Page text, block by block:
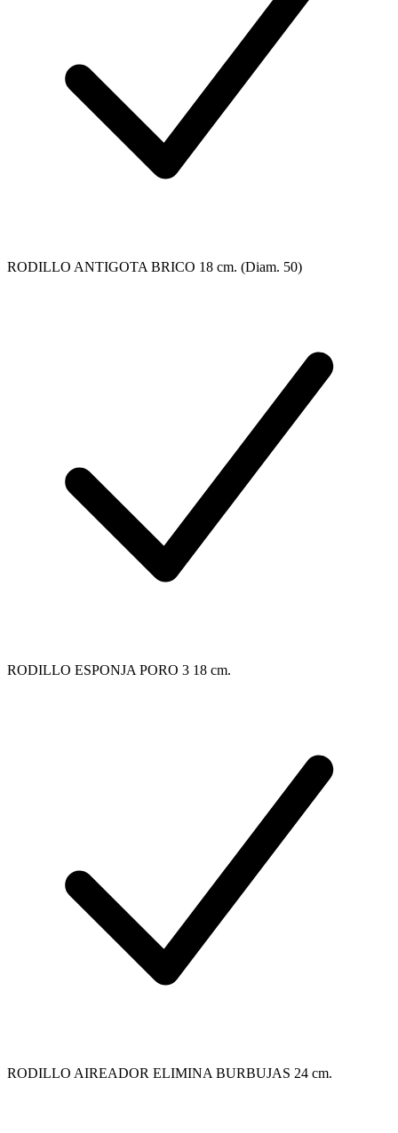
RODILLO ANTIGOTA BRICO 18 cm. (Diam. 50)
RODILLO ESPONJA PORO 3 18 cm.
RODILLO AIREADOR ELIMINA BURBUJAS 24 cm.